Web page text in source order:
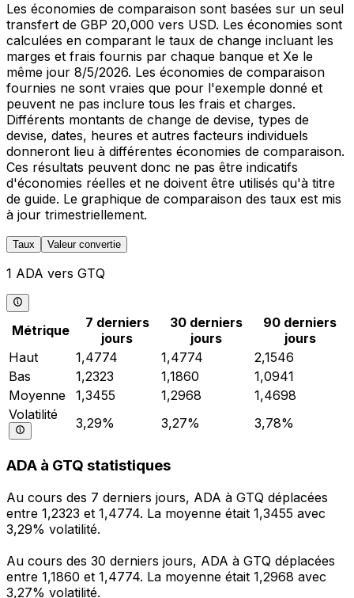
Les économies de comparaison sont basées sur un seul
transfert de GBP 20,000 vers USD. Les économies sont
calculées en comparant le taux de change incluant les
marges et frais fournis par chaque banque et Xe le
même jour 8/5/2026. Les économies de comparaison
fournies ne sont vraies que pour l'exemple donné et
peuvent ne pas inclure tous les frais et charges.
Différents montants de change de devise, types de
devise, dates, heures et autres facteurs individuels
donneront lieu à différentes économies de comparaison.
Ces résultats peuvent donc ne pas être indicatifs
d'économies réelles et ne doivent être utilisés qu'à titre
de guide. Le graphique de comparaison des taux est mis
à jour trimestriellement.
Taux Valeur convertie
1 ADA vers GTQ
Métrique
7 derniers
jours
30 derniers
jours
90 derniers
jours
Haut
1,4774 1,4774
2,1546
Bas
1,2323 1,1860
1,0941
Moyenne
1,3455 1,2968
1,4698
Volatilité
3,29% 3,27% 3,78%
ADA à GTQ statistiques
Au cours des 7 derniers jours, ADA à GTQ déplacées
entre 1,2323 et 1,4774. La moyenne était 1,3455 avec
3,29% volatilité.
Au cours des 30 derniers jours, ADA à GTQ déplacées
entre 1,1860 et 1,4774. La moyenne était 1,2968 avec
3,27% volatilité.